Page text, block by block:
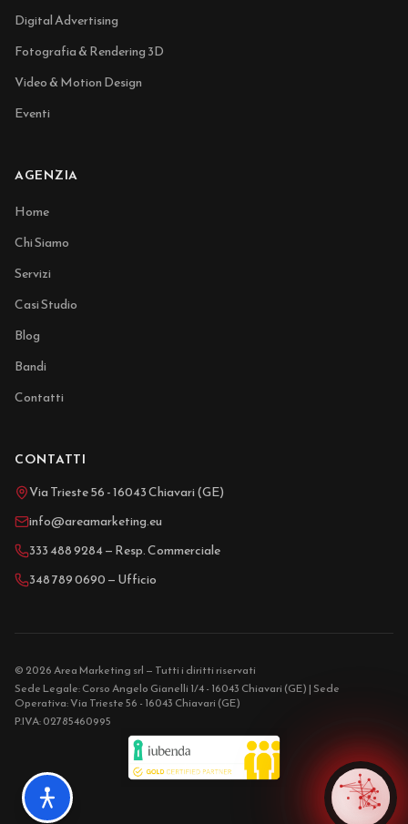
Digital Advertising
Fotografia & Rendering 3D
Video & Motion Design
Eventi
AGENZIA
Home
Chi Siamo
Servizi
Casi Studio
Blog
Bandi
Contatti
CONTATTI
Via Trieste 56 - 16043 Chiavari (GE)
info@areamarketing.eu
333 488 9284 — Resp. Commerciale
348 789 0690 — Ufficio
© 2026 Area Marketing srl — Tutti i diritti riservati
Sede Legale: Corso Angelo Gianelli 1/4 - 16043 Chiavari (GE) | Sede
Operativa: Via Trieste 56 - 16043 Chiavari (GE)
P.IVA: 02785460995